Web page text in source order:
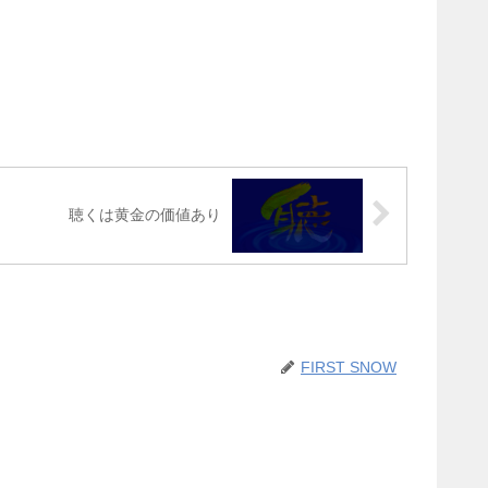
聴くは黄金の価値あり
FIRST SNOW